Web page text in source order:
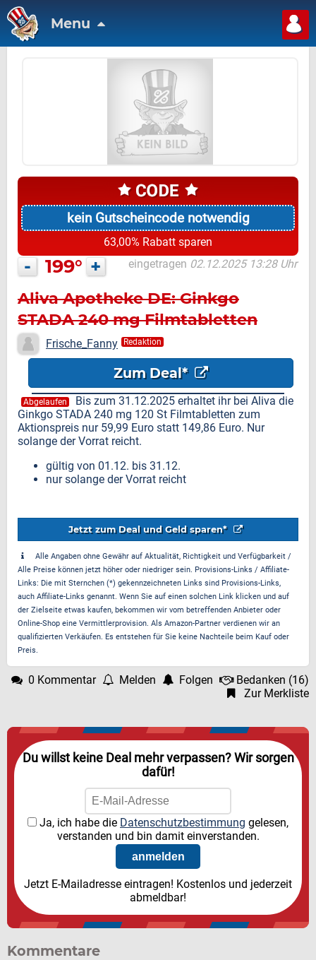
Menu
kein Gutscheincode notwendig
63,00% Rabatt sparen
- 199° + eingetragen 02.12.2025 13:28 Uhr
Aliva Apotheke DE: Ginkgo
STADA 240 mg Filmtabletten
für nurFrische_Fanny Redaktion
Zum Deal*
Abgelaufen
Bis zum 31.12.2025 erhaltet ihr bei Aliva die
Ginkgo STADA 240 mg 120 St Filmtabletten zum
Aktionspreis nur 59,99 Euro statt 149,86 Euro. Nur
solange der Vorrat reicht.
gültig von 01.12. bis 31.12.
nur solange der Vorrat reicht
Jetzt zum Deal und Geld sparen*
Alle Angaben ohne Gewähr auf Aktualität, Richtigkeit und Verfügbarkeit /
Alle Preise können jetzt höher oder niedriger sein. Provisions-Links / Affiliate-
Links: Die mit Sternchen (*) gekennzeichneten Links sind Provisions-Links,
auch Affiliate-Links genannt. Wenn Sie auf einen solchen Link klicken und auf
der Zielseite etwas kaufen, bekommen wir vom betreffenden Anbieter oder
Online-Shop eine Vermittlerprovision. Als Amazon-Partner verdienen wir an
qualifizierten Verkäufen. Es entstehen für Sie keine Nachteile beim Kauf oder
Preis.
0 Kommentar Melden Folgen Bedanken (16)
Zur Merkliste
Du willst keine Deal mehr verpassen? Wir sorgen
dafür!
Ja, ich habe die Datenschutzbestimmung gelesen,
verstanden und bin damit einverstanden.
Jetzt E-Mailadresse eintragen! Kostenlos und jederzeit
abmeldbar!
Kommentare